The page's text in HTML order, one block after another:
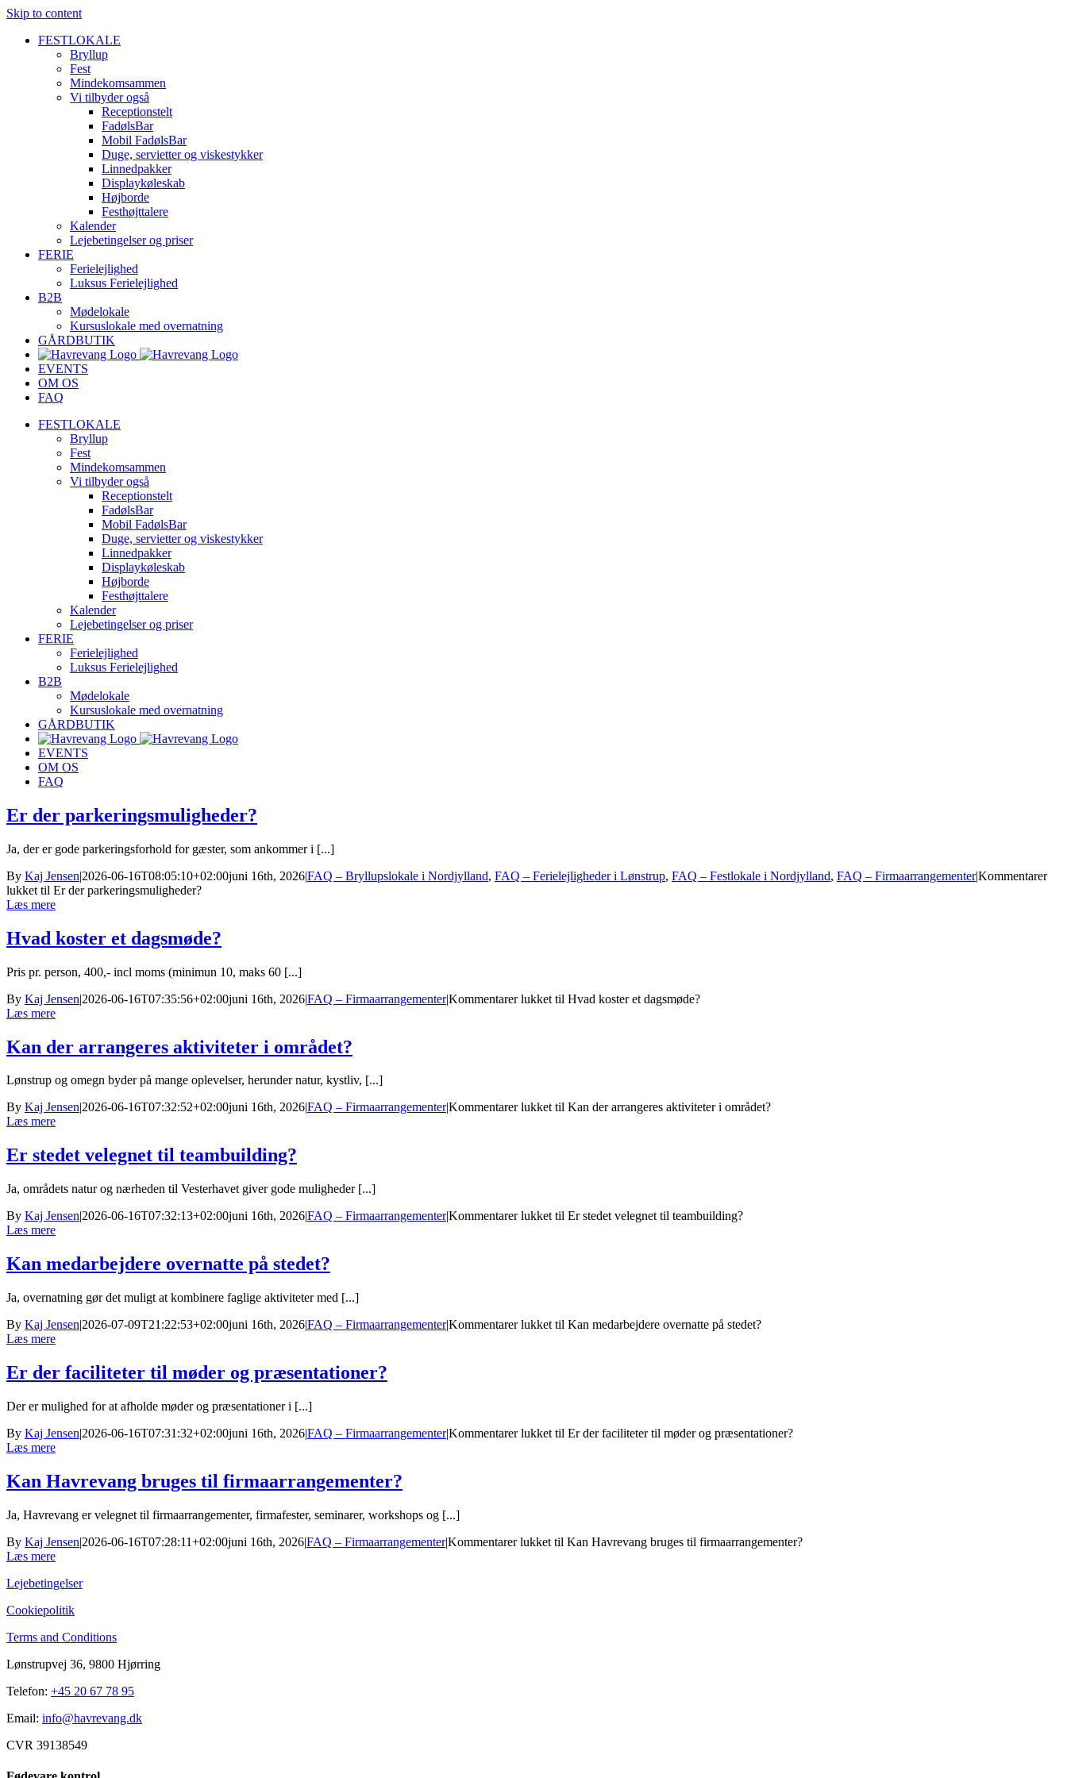
Skip to content
FESTLOKALE
Bryllup
Fest
Mindekomsammen
Vi tilbyder også
Receptionstelt
FadølsBar
Mobil FadølsBar
Duge, servietter og viskestykker
Linnedpakker
Displaykøleskab
Højborde
Festhøjttalere
Kalender
Lejebetingelser og priser
FERIE
Ferielejlighed
Luksus Ferielejlighed
B2B
Mødelokale
Kursuslokale med overnatning
GÅRDBUTIK
EVENTS
OM OS
FAQ
FESTLOKALE
Bryllup
Fest
Mindekomsammen
Vi tilbyder også
Receptionstelt
FadølsBar
Mobil FadølsBar
Duge, servietter og viskestykker
Linnedpakker
Displaykøleskab
Højborde
Festhøjttalere
Kalender
Lejebetingelser og priser
FERIE
Ferielejlighed
Luksus Ferielejlighed
B2B
Mødelokale
Kursuslokale med overnatning
GÅRDBUTIK
EVENTS
OM OS
FAQ
Er der parkeringsmuligheder?
Ja, der er gode parkeringsforhold for gæster, som ankommer i [...]
By Kaj Jensen|2026-06-16T08:05:10+02:00juni 16th, 2026|FAQ – Bryllupslokale i Nordjylland, FAQ – Ferielejligheder i Lønstrup, FAQ – Festlokale i Nordjylland, FAQ – Firmaarrangementer|Kommentarer
lukket til Er der parkeringsmuligheder?
Læs mere
Hvad koster et dagsmøde?
Pris pr. person, 400,- incl moms (minimun 10, maks 60 [...]
By Kaj Jensen|2026-06-16T07:35:56+02:00juni 16th, 2026|FAQ – Firmaarrangementer|Kommentarer lukket til Hvad koster et dagsmøde?
Læs mere
Kan der arrangeres aktiviteter i området?
Lønstrup og omegn byder på mange oplevelser, herunder natur, kystliv, [...]
By Kaj Jensen|2026-06-16T07:32:52+02:00juni 16th, 2026|FAQ – Firmaarrangementer|Kommentarer lukkettil Kan der arrangeres aktiviteter i området?
Læs mere
Er stedet velegnet til teambuilding?
Ja, områdets natur og nærheden til Vesterhavet giver gode muligheder [...]
By Kaj Jensen|2026-06-16T07:32:13+02:00juni 16th, 2026|FAQ – Firmaarrangementer|Kommentarer lukket til Er stedet velegnet til teambuilding?
Læs mere
Kan medarbejdere overnatte på stedet?
Ja, overnatning gør det muligt at kombinere faglige aktiviteter med [...]
By Kaj Jensen|2026-07-09T21:22:53+02:00juni 16th, 2026|FAQ – Firmaarrangementer|Kommentarer lukket til Kan medarbejdere overnatte på stedet?
Læs mere
Er der faciliteter til møder og præsentationer?
Der er mulighed for at afholde møder og præsentationer i [...]
By Kaj Jensen|2026-06-16T07:31:32+02:00juni 16th, 2026|FAQ – Firmaarrangementer|Kommentarer lukket til Er der faciliteter til møder og præsentationer?
Læs mere
Kan Havrevang bruges til firmaarrangementer?
Ja, Havrevang er velegnet til firmaarrangementer, firmafester, seminarer, workshops og [...]
By Kaj Jensen|2026-06-16T07:28:11+02:00juni 16th, 2026|FAQ – Firmaarrangementer|Kommentarer lukket til Kan Havrevang bruges til firmaarrangementer?
Læs mere
Lejebetingelser
Cookiepolitik
Terms and Conditions
Lønstrupvej 36, 9800 Hjørring
Telefon: +45 20 67 78 95
Email: info@havrevang.dk
CVR 39138549